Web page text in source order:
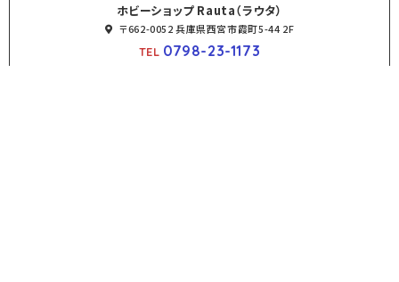
ホビーショップ Rauta（ラウタ）
〒662-0052 兵庫県西宮市霞町5-44 2F
TEL 0798-23-1173